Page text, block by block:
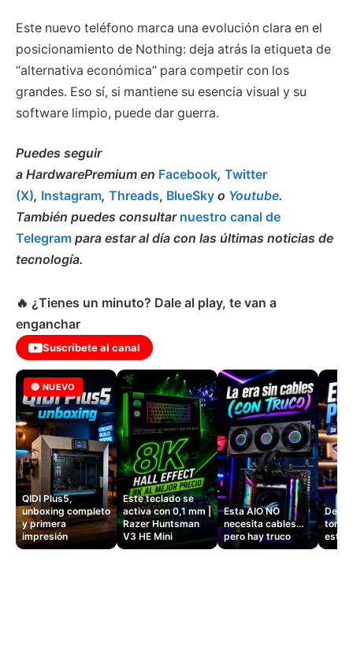
Este nuevo teléfono marca una evolución clara en el
posicionamiento de Nothing: deja atrás la etiqueta de
“alternativa económica” para competir con los
grandes. Eso sí, si mantiene su esencia visual y su
software limpio, puede dar guerra.
Puedes seguir
a HardwarePremium en Facebook, Twitter
(X), Instagram, Threads, BlueSky o Youtube.
También puedes consultar nuestro canal de
Telegram para estar al día con las últimas noticias de
tecnología.
🔥 ¿Tienes un minuto? Dale al play, te van a
enganchar
Suscríbete al canal
🔴 NUEVO
QIDI Plus5,
unboxing completo
y primera
impresión
Este teclado se
activa con 0,1 mm |
Razer Huntsman
V3 HE Mini
Esta AIO NO
necesita cables…
pero hay truco
Dejé
este